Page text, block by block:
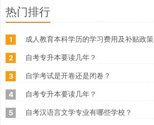
热门排行
1 成人教育本科学历的学习费用及补贴政策
2 自考专升本要读几年？
3 自学考试是开卷还是闭卷？
4 自考专升本要读几年？
5 自考汉语言文学专业有哪些学校？